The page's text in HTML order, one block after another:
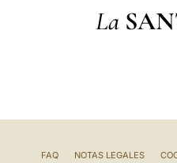
La
FAQ NOTAS LEGALES